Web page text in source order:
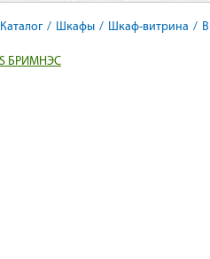
Каталог / Шкафы / Шкаф-витрина /